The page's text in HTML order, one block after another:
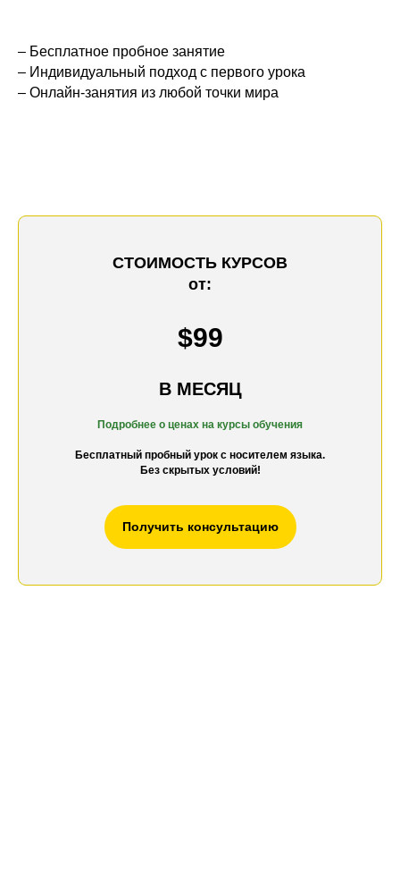
– Бесплатное пробное занятие
– Индивидуальный подход с первого урока
– Онлайн-занятия из любой точки мира
СТОИМОСТЬ КУРСОВ
от:
$99
В МЕСЯЦ
Подробнее о ценах на курсы обучения
Бесплатный пробный урок с носителем языка.
Без скрытых условий!
Получить консультацию